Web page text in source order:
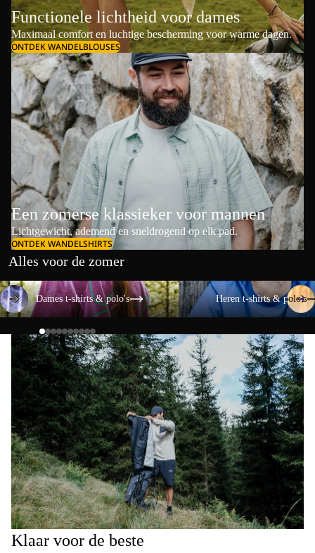
Functionele lichtheid voor dames
Maximaal comfort en luchtige bescherming voor warme dagen.
ONTDEK WANDELBLOUSES
Een zomerse klassieker voor mannen
Lichtgewicht, ademend en sneldrogend op elk pad.
ONTDEK WANDELSHIRTS
Alles voor de zomer
Dames t-shirts & polo's
Dames t-shirts & polo's
Heren t-shirts & polo's
Heren t-shirts & polo's
Klaar voor de beste